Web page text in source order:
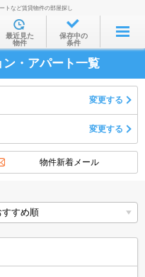
駅から
ら
集から
会社から
トなど賃貸物件の部屋探し
最近見た
物件
保存中の
条件
・アパート一覧
変更する
変更する
物件新着メール